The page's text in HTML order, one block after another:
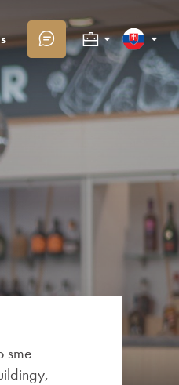
a firmy
s deťmi
Slovenčina
English
Deutsch
sme